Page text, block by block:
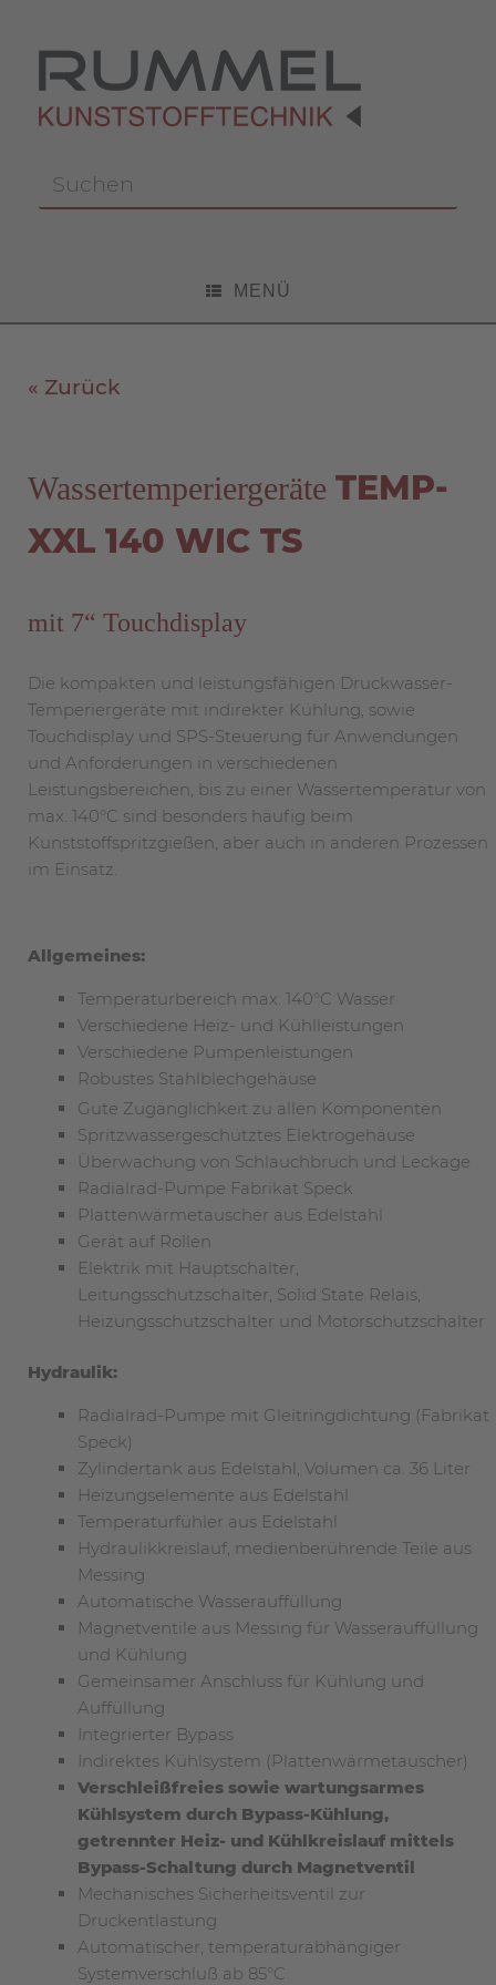
nach:
MENÜ
« Zurück
Wassertemperiergeräte TEMP-
XXL 140 WIC TS
mit 7“ Touchdisplay
Die kompakten und leistungsfähigen Druckwasser-
Temperiergeräte mit indirekter Kühlung, sowie
Touchdisplay und SPS-Steuerung für Anwendungen
und Anforderungen in verschiedenen
Leistungsbereichen, bis zu einer Wassertemperatur von
max. 140°C sind besonders häufig beim
Kunststoffspritzgießen, aber auch in anderen Prozessen
im Einsatz.
Allgemeines:
Temperaturbereich max. 140°C Wasser
Verschiedene Heiz- und Kühlleistungen
Verschiedene Pumpenleistungen
Robustes Stahlblechgehäuse
Gute Zugänglichkeit zu allen Komponenten
Spritzwassergeschütztes Elektrogehäuse
Überwachung von Schlauchbruch und Leckage
Radialrad-Pumpe Fabrikat Speck
Plattenwärmetauscher aus Edelstahl
Gerät auf Rollen
Elektrik mit Hauptschalter,
Leitungsschutzschalter, Solid State Relais,
Heizungsschutzschalter und Motorschutzschalter
Hydraulik:
Radialrad-Pumpe mit Gleitringdichtung (Fabrikat
Speck)
Zylindertank aus Edelstahl, Volumen ca. 36 Liter
Heizungselemente aus Edelstahl
Temperaturfühler aus Edelstahl
Hydraulikkreislauf, medienberührende Teile aus
Messing
Automatische Wasserauffüllung
Magnetventile aus Messing für Wasserauffüllung
und Kühlung
Gemeinsamer Anschluss für Kühlung und
Auffüllung
Integrierter Bypass
Indirektes Kühlsystem (Plattenwärmetauscher)
Verschleißfreies sowie wartungsarmes
Kühlsystem durch Bypass-Kühlung,
getrennter Heiz- und Kühlkreislauf mittels
Bypass-Schaltung durch Magnetventil
Mechanisches Sicherheitsventil zur
Druckentlastung
Automatischer, temperaturabhängiger
Systemverschluß ab 85°C